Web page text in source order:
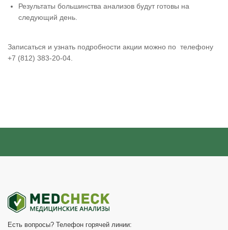
Результаты большинства анализов будут готовы на
следующий день.
Записаться и узнать подробности акции можно по телефону
+7 (812) 383-20-04.
Есть вопросы? Телефон горячей линии: